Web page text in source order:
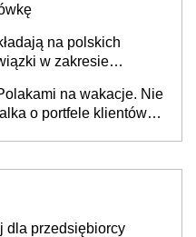
na polskich
w zakresie
na wakacje. Nie
o portfele klientów
dla przedsiębiorcy